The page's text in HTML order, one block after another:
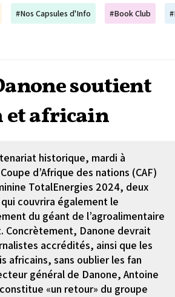
#Nos Capsules d'Info #Book Club
soutient
et africain
historique, mardi à
d’Afrique des nations (CAF)
TotalEnergies 2024, deux
couvrira également le
du géant de l’agroalimentaire
Concrètement, Danone devrait
accrédités, ainsi que les
africains, sans oublier les fan
général de Danone, Antoine
«un retour» du groupe